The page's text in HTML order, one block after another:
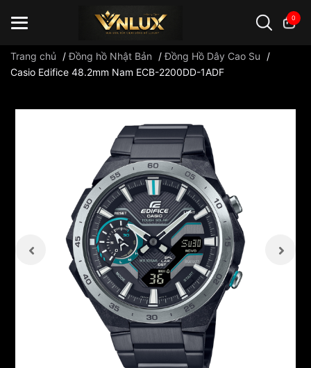
0
Trang chủ /Đồng hồ Nhật Bản /Đồng Hồ Dây Cao Su
/
Casio Edifice 48.2mm Nam ECB-2200DD-1ADF